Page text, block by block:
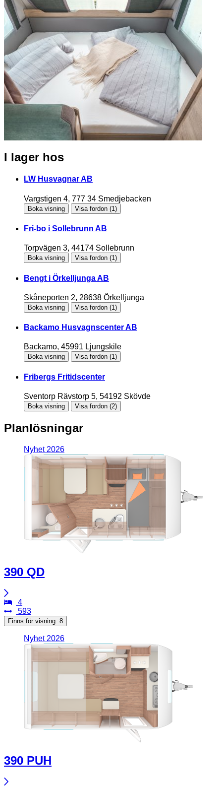
I lager hos
LW Husvagnar AB
Vargstigen 4, 777 34 Smedjebacken
Boka visning Visa fordon (1 )
Fri-bo i Sollebrunn AB
Torpvägen 3, 44174 Sollebrunn
Boka visning Visa fordon (1)
Bengt i Örkelljunga AB
Skåneporten 2, 28638 Örkelljunga
Boka visning Visa fordon (1 )
Backamo Husvagnscenter AB
Backamo, 45991 Ljungskile
Boka visning Visa fordon (1)
Fribergs Fritidscenter
Sventorp Rävstorp 5, 54192 Skövde
Boka visning Visa fordon (2)
Planlösningar
Nyhet 2026
390 QD
4
593
Finns för visning 8
Nyhet 2026
390 PUH